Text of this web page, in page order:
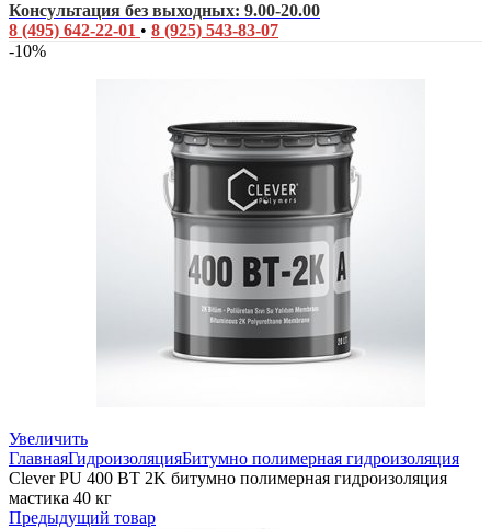
Консультация без выходных: 9.00-20.00
8 (495) 642-22-01 • 8 (925) 543-83-07
-10%
Увеличить
ГлавнаяГидроизоляцияБитумно полимерная гидроизоляция
Clever PU 400 BT 2K битумно полимерная гидроизоляция
мастика 40 кг
Предыдущий товар